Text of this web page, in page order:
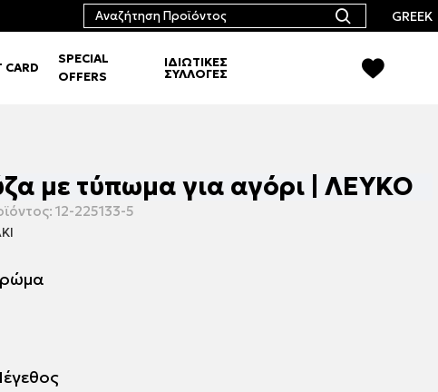
GREEK
CARD
SPECIAL
OFFERS
ΙΔΙΩΤΙΚΕΣ
ΣΥΛΛΟΓΕΣ
με τύπωμα για αγόρι | ΛΕΥΚΟ
12-225133-5